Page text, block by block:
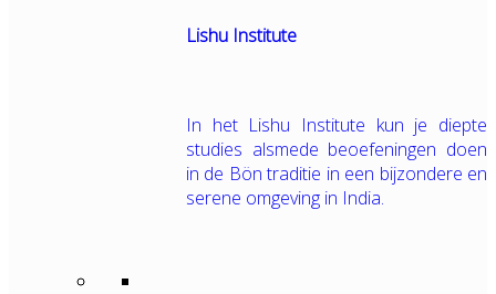
Lishu Institute
In het Lishu Institute kun je diepte
studies alsmede beoefeningen doen
in de Bön traditie in een bijzondere en
serene omgeving in India.